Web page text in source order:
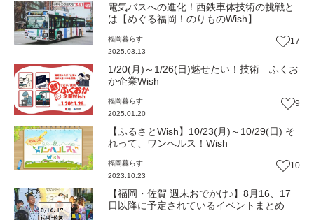
電気バスへの進化！西鉄車体技術の挑戦と
は【めぐる福岡！のりものWish】
福岡暮らす
2025.03.13
17
1/20(月)～1/26(日)魅せたい！技術 ふくお
か企業Wish
福岡暮らす
2025.01.20
9
【ふるさとWish】10/23(月)～10/29(日) そ
れって、ワンへルス！Wish
福岡暮らす
2023.10.23
10
【福岡・佐賀 週末おでかけ♪】8月16、17
日以降に予定されているイベントまとめ